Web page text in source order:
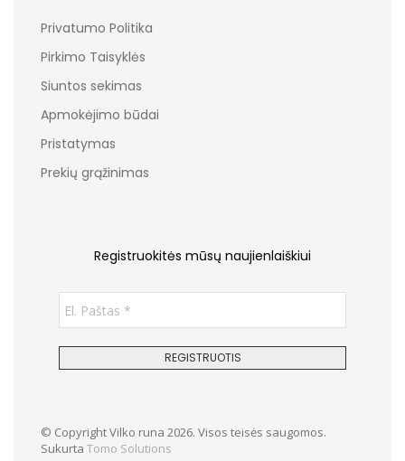
Privatumo Politika
Pirkimo Taisyklės
Siuntos sekimas
Apmokėjimo būdai
Pristatymas
Prekių grąžinimas
Registruokitės mūsų naujienlaiškiui
© Copyright Vilko runa 2026. Visos teisės saugomos.
Sukurta Tomo Solutions